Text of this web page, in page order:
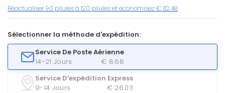
Réactualiser 90 pilules à 120 pilules et économisez € 62.48
Sélectionner la méthode d'expédition:
Service De Poste Aérienne
14-21 Jours
€ 8.68
Service D'expédition Express
9-14 Jours
€ 26.03